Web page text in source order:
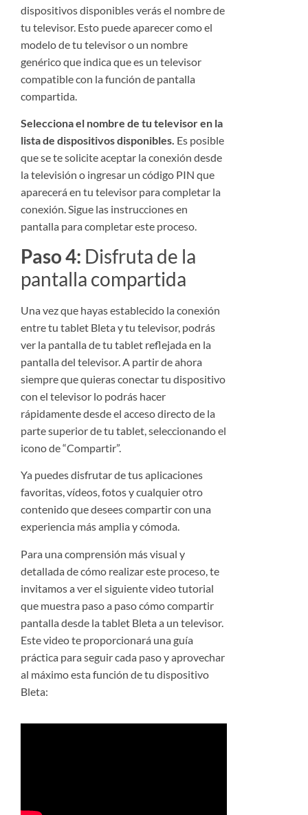
dispositivos disponibles verás el nombre de
tu televisor. Esto puede aparecer como el
modelo de tu televisor o un nombre
genérico que indica que es un televisor
compatible con la función de pantalla
compartida.
Selecciona el nombre de tu televisor en la
lista de dispositivos disponibles. Es posible
que se te solicite aceptar la conexión desde
la televisión o ingresar un código PIN que
aparecerá en tu televisor para completar la
conexión. Sigue las instrucciones en
pantalla para completar este proceso.
Paso 4: Disfruta de la
pantalla compartida
Una vez que hayas establecido la conexión
entre tu tablet Bleta y tu televisor, podrás
ver la pantalla de tu tablet reflejada en la
pantalla del televisor. A partir de ahora
siempre que quieras conectar tu dispositivo
con el televisor lo podrás hacer
rápidamente desde el acceso directo de la
parte superior de tu tablet, seleccionando el
icono de “Compartir”.
Ya puedes disfrutar de tus aplicaciones
favoritas, vídeos, fotos y cualquier otro
contenido que desees compartir con una
experiencia más amplia y cómoda.
Para una comprensión más visual y
detallada de cómo realizar este proceso, te
invitamos a ver el siguiente video tutorial
que muestra paso a paso cómo compartir
pantalla desde la tablet Bleta a un televisor.
Este video te proporcionará una guía
práctica para seguir cada paso y aprovechar
al máximo esta función de tu dispositivo
Bleta: